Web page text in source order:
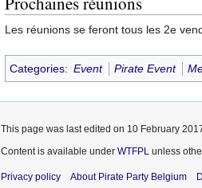
Les réunions se feront tous les 2e
Categories: Event Pirate Event
This page was last edited on 10 February
Content is available under WTFPL unless
Privacy policy About Pirate Party Belgium